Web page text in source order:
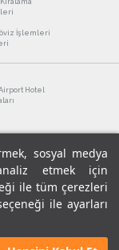
sosyal medya
etmek için
ile tüm çerezleri
ile ayarları
İşlemleri
Hotel